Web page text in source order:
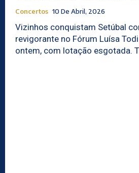
Concertos 10 De Abril, 2026
Vizinhos conquistam Setúbal
revigorante no Fórum Luísa